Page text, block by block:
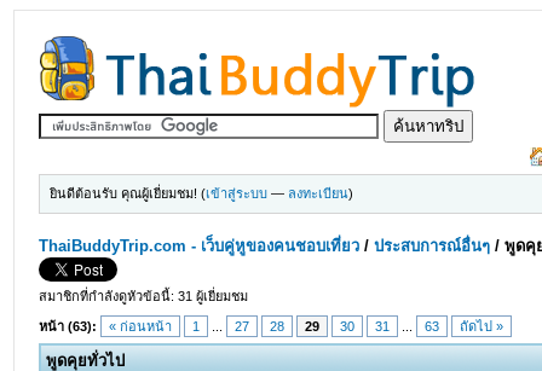
ยินดีต้อนรับ คุณผู้เยี่ยมชม! (เข้าสู่ระบบ — ลงทะเบียน)
ThaiBuddyTrip.com - เว็บคู่หูของคนชอบเที่ยว /ประสบการณ์อื่นๆ /พูดคุ
สมาชิกที่กำลังดูหัวข้อนี้: 31 ผู้เยี่ยมชม
หน้า (63): « ก่อนหน้า 1 27 28 29 30 31 63 ถัดไป »
พูดคุยทั่วไป